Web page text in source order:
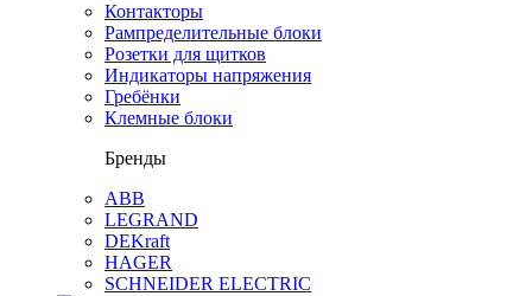
Контакторы
Рампределительные блоки
Розетки для щитков
Индикаторы напряжения
Гребёнки
Клемные блоки
Бренды
ABB
LEGRAND
DEKraft
HAGER
SCHNEIDER ELECTRIC